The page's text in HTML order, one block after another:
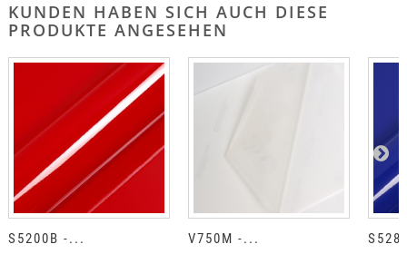
KUNDEN HABEN SICH AUCH DIESE
PRODUKTE ANGESEHEN
S5200B -... V750M -...